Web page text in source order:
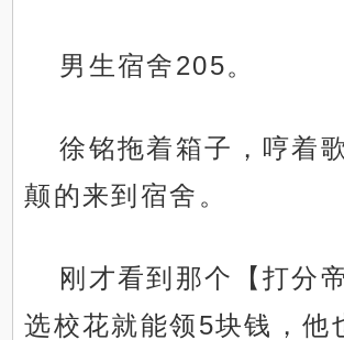
男生宿舍205。
徐铭拖着箱子，哼着
颠的来到宿舍。
刚才看到那个【打分
选校花就能领5块钱，他